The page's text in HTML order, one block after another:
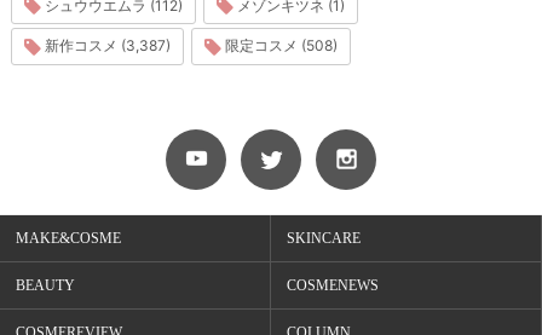
シュウウエムラ (112) メゾンキツネ (1)
新作コスメ (3,387) 限定コスメ (508)
MAKE&COSME SKINCARE
BEAUTY COSMENEWS